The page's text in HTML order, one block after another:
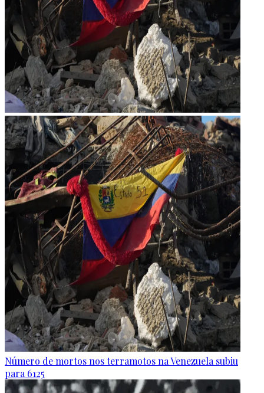
Número de mortos nos terramotos na Venezuela subiu
para 6125